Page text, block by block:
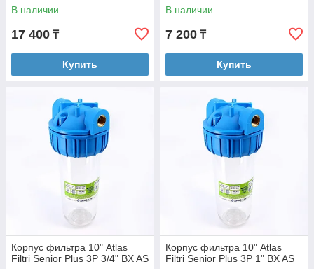
В наличии
17 400 ₸
Купить
В наличии
7 200 ₸
Купить
Корпус фильтра 10" Atlas
Filtri Senior Plus 3P 3/4" BX AS
Корпус фильтра 10" Atlas
Filtri Senior Plus 3P 1" BX AS